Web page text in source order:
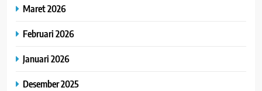
Maret 2026
Februari 2026
Januari 2026
Desember 2025